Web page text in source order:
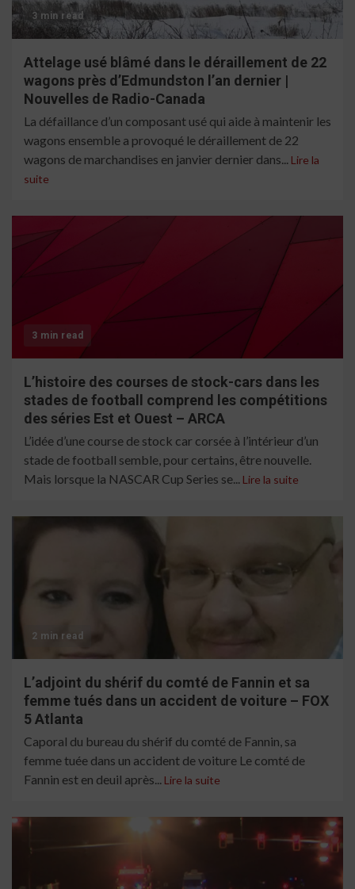
3 min read
Attelage usé blâmé dans le déraillement de 22
wagons près d’Edmundston l’an dernier |
Nouvelles de Radio-Canada
La défaillance d’un composant usé qui aide à maintenir les
wagons ensemble a provoqué le déraillement de 22
wagons de marchandises en janvier dernier dans... Lire la
suite
3 min read
L’histoire des courses de stock-cars dans les
stades de football comprend les compétitions
des séries Est et Ouest – ARCA
L’idée d’une course de stock car corsée à l’intérieur d’un
stade de football semble, pour certains, être nouvelle.
Mais lorsque la NASCAR Cup Series se... Lire la suite
2 min read
L’adjoint du shérif du comté de Fannin et sa
femme tués dans un accident de voiture – FOX
5 Atlanta
Caporal du bureau du shérif du comté de Fannin, sa
femme tuée dans un accident de voiture Le comté de
Fannin est en deuil après... Lire la suite